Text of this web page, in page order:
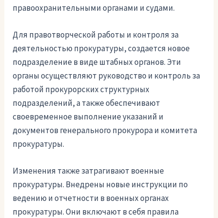
правоохранительными органами и судами.
Для правотворческой работы и контроля за
деятельностью прокуратуры, создается новое
подразделение в виде штабных органов. Эти
органы осуществляют руководство и контроль за
работой прокурорских структурных
подразделений, а также обеспечивают
своевременное выполнение указаний и
документов генерального прокурора и комитета
прокуратуры.
Изменения также затрагивают военные
прокуратуры. Внедрены новые инструкции по
ведению и отчетности в военных органах
прокуратуры. Они включают в себя правила